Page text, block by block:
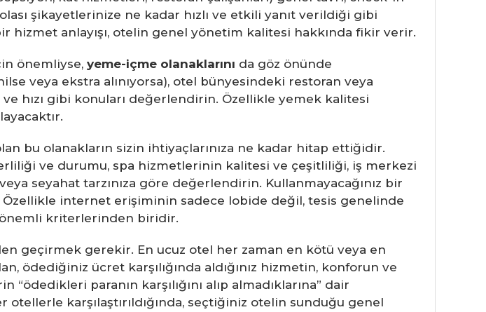
şikayetlerinize ne kadar hızlı ve etkili yanıt verildiği gibi
hizmet anlayışı, otelin genel yönetim kalitesi hakkında fikir verir.
önemliyse, yeme-içme olanaklarını da göz önünde
veya ekstra alınıyorsa), otel bünyesindeki restoran veya
hızı gibi konuları değerlendirin. Özellikle yemek kalitesi
bu olanakların sizin ihtiyaçlarınıza ne kadar hitap ettiğidir.
ve durumu, spa hizmetlerinin kalitesi ve çeşitliliği, iş merkezi
seyahat tarzınıza göre değerlendirin. Kullanmayacağınız bir
Özellikle internet erişiminin sadece lobide değil, tesis genelinde
önemli kriterlerinden biridir.
geçirmek gerekir. En ucuz otel her zaman en kötü veya en
ödediğiniz ücret karşılığında aldığınız hizmetin, konforun ve
paranın karşılığını alıp almadıklarına” dair
karşılaştırıldığında, seçtiğiniz otelin sunduğu genel